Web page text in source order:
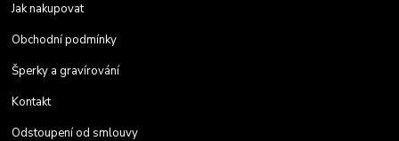
Jak nakupovat
Obchodní podmínky
Šperky a gravírování
Kontakt
Odstoupení od smlouvy